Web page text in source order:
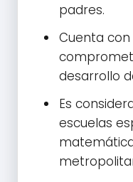
padres.
Cuenta
desarrollo
Es
escuelas